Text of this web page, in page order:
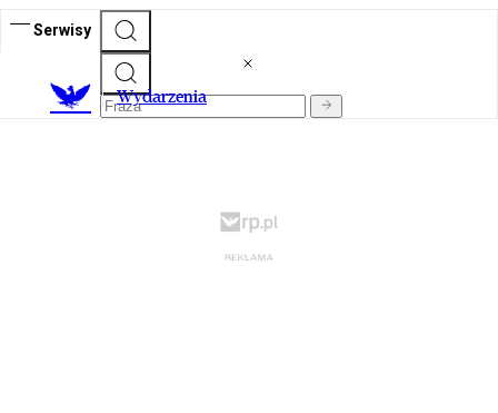
Serwisy
Wydarzenia